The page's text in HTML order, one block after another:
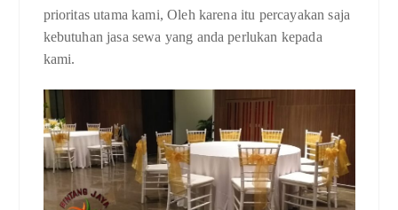
prioritas utama kami, Oleh karena itu percayakan saja
kebutuhan jasa sewa yang anda perlukan kepada
kami.